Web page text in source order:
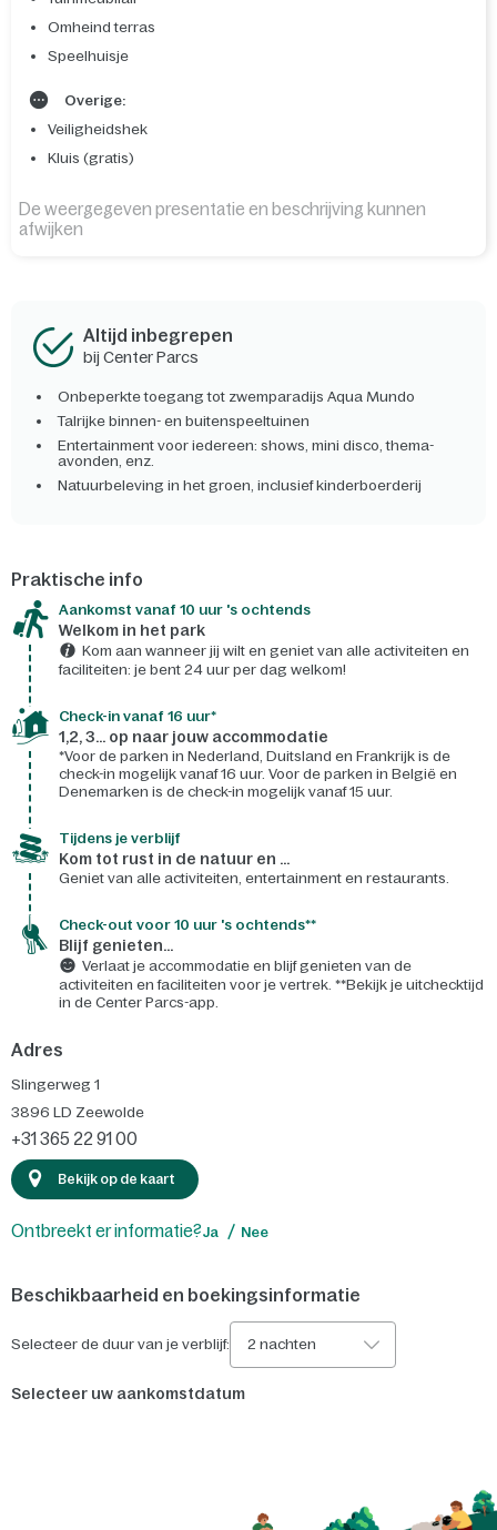
Omheind terras
Speelhuisje
Overige:
Veiligheidshek
Kluis (gratis)
De weergegeven presentatie en beschrijving kunnen
afwijken
Altijd inbegrepen
bij Center Parcs
Onbeperkte toegang tot zwemparadijs Aqua Mundo
Talrijke binnen- en buitenspeeltuinen
Entertainment voor iedereen: shows, mini disco, thema-
avonden, enz.
Natuurbeleving in het groen, inclusief kinderboerderij
Praktische info
Aankomst vanaf 10 uur 's ochtends
Welkom in het park
Kom aan wanneer jij wilt en geniet van alle activiteiten en
faciliteiten: je bent 24 uur per dag welkom!
Check-in vanaf 16 uur*
1,2, 3... op naar jouw accommodatie
*Voor de parken in Nederland, Duitsland en Frankrijk is de
check-in mogelijk vanaf 16 uur. Voor de parken in België en
Denemarken is de check-in mogelijk vanaf 15 uur.
Tijdens je verblijf
Kom tot rust in de natuur en ...
Geniet van alle activiteiten, entertainment en restaurants.
Check-out voor 10 uur 's ochtends**
Blijf genieten...
Verlaat je accommodatie en blijf genieten van de
activiteiten en faciliteiten voor je vertrek. **Bekijk je uitchecktijd
in de Center Parcs-app.
Adres
Slingerweg 1
3896 LD Zeewolde
+31 365 22 91 00
Bekijk op de kaart
Ontbreekt er informatie?Ja Nee
Beschikbaarheid en boekingsinformatie
Selecteer de duur van je verblijf: 2 nachten
Selecteer uw aankomstdatum